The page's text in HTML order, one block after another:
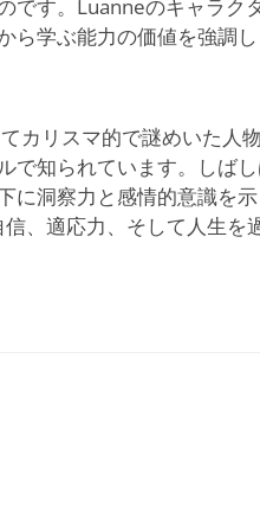
です。Luanneのキャラク
学ぶ能力の価値を強調し
カリスマ的で謎めいた人
で知られています。しばし
洞察力と感情的意識を示
、適応力、そして人生を